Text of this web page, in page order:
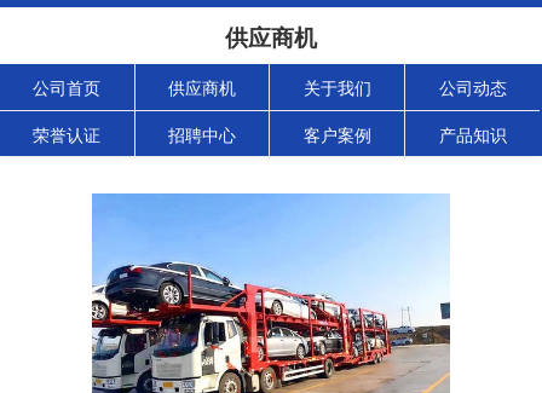
供应商机
公司首页 供应商机 关于我们 公司动态
荣誉认证 招聘中心 客户案例 产品知识